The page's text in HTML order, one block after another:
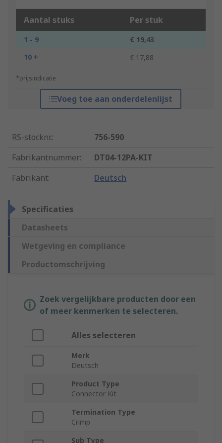
Aantal stuks Per stuk
1 - 9
€ 19,43
10 +
€ 17,88
*prijsindicatie
Voeg toe aan onderdelenlijst
RS-stocknr.:
756-590
Fabrikantnummer:
DT04-12PA-KIT
Fabrikant: Deutsch
Specificaties
Datasheets
Wetgeving en compliance
Productomschrijving
Zoek vergelijkbare producten door een
of meer kenmerken te selecteren.
Alles selecteren
Merk
Deutsch
Product Type
Connector Kit
Termination Type
Crimp
Sub Type